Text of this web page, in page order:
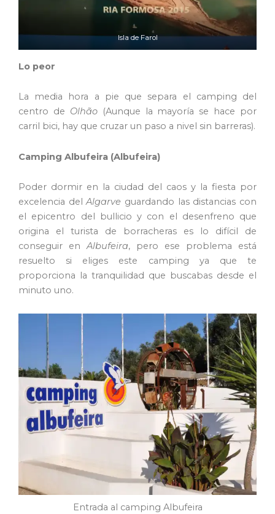
Isla de Farol
Lo peor
La media hora a pie que separa el camping del
centro de Olhão(Aunque la mayoría se hace por
carril bici, hay que cruzar un paso a nivel sin barreras).
Camping Albufeira (Albufeira)
Poder dormir en la ciudad del caos y la fiesta por
excelencia delAlgarve guardando las distancias con
el epicentro del bullicio y con el desenfreno que
origina el turista de borracheras es lo difícil de
conseguir enAlbufeira, pero ese problema está
resuelto si eliges este camping ya que te
proporciona la tranquilidad que buscabas desde el
minuto uno.
Entrada al camping Albufeira